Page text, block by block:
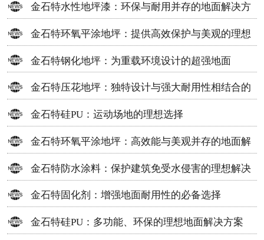
金石特水性地坪漆：环保与耐用并存的地面解决方
案
金石特环氧平涂地坪：提供高效保护与美观的理想
选择
金石特钢化地坪：为重载环境设计的超强地面
金石特压花地坪：独特设计与强大耐用性相结合的
地面材料
金石特硅PU：运动场地的理想选择
金石特环氧平涂地坪：高效能与美观并存的地面解
决方案
金石特防水涂料：保护建筑免受水侵害的理想解决
方案
金石特固化剂：增强地面耐用性的必备选择
金石特硅PU：多功能、环保的理想地面解决方案